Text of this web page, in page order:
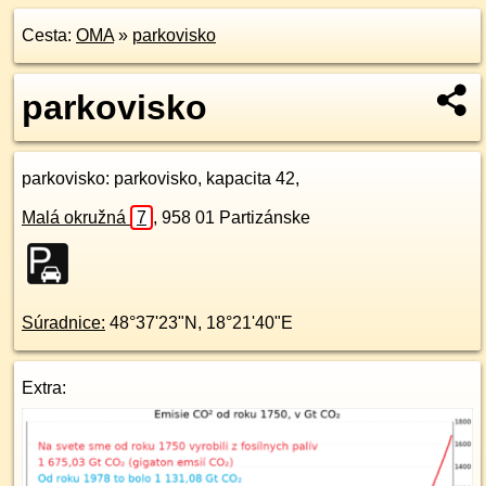
Cesta: OMA» parkovisko
parkovisko
parkovisko: parkovisko, kapacita 42,
Malá okružná 7 , 958 01 Partizánske
Súradnice: 48°37'23"N , 18°21'40"E
Extra: